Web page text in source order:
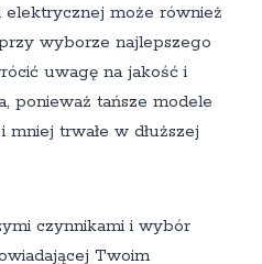
elektrycznej może również
wyborze najlepszego
uwagę na jakość i
ponieważ tańsze modele
trwałe w dłuższej
czynnikami i wybór
Twoim